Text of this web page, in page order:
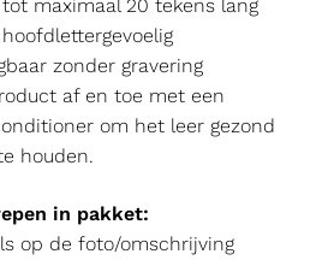
tot maximaal 20 tekens lang
zonder gravering
af en toe met een
om het leer gezond
houden.
in pakket:
op de foto/omschrijving